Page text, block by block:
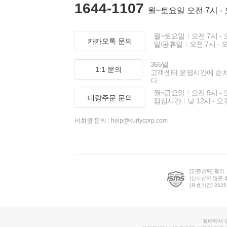
1644-1107 월~토요일 오전 7시 -
카카오톡 문의
월~토요일
오전 7시 -
일/공휴일
오전 7시 -
1:1 문의
365일
고객센터 운영시간에 순
다.
대량주문 문의
월~금요일
오전 9시 -
점심시간
낮 12시 - 오
비회원 문의 : help@kurlycorp.com
[인증범위] 컬리
(심사받지 않은
[유효기간]
컬리에서